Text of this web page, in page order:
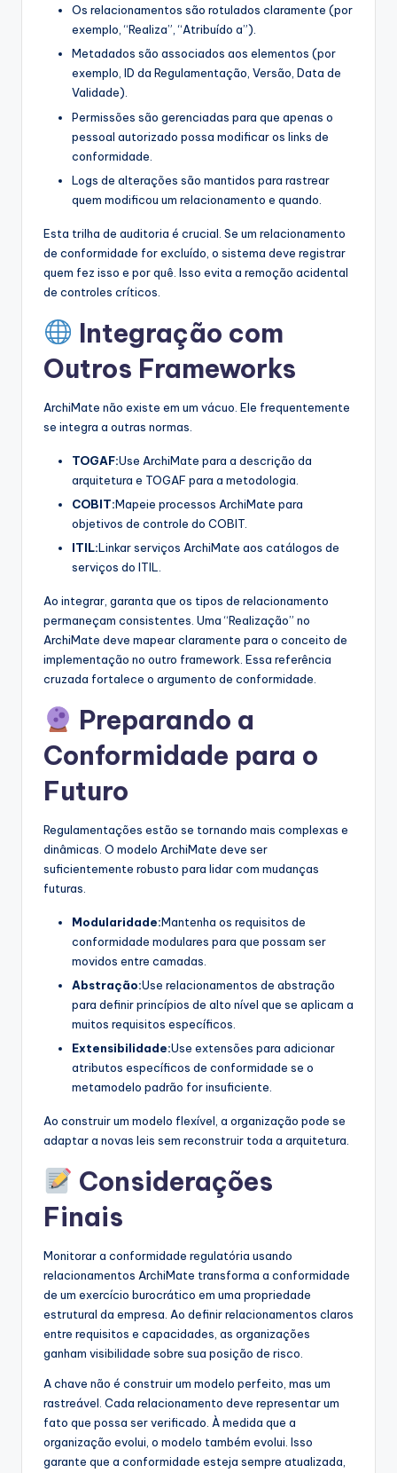
Os relacionamentos são rotulados claramente (por
exemplo, “Realiza”, “Atribuído a”).
Metadados são associados aos elementos (por
exemplo, ID da Regulamentação, Versão, Data de
Validade).
Permissões são gerenciadas para que apenas o
pessoal autorizado possa modificar os links de
conformidade.
Logs de alterações são mantidos para rastrear
quem modificou um relacionamento e quando.
Esta trilha de auditoria é crucial. Se um relacionamento
de conformidade for excluído, o sistema deve registrar
quem fez isso e por quê. Isso evita a remoção acidental
de controles críticos.
Integração com
Outros Frameworks
ArchiMate não existe em um vácuo. Ele frequentemente
se integra a outras normas.
TOGAF:Use ArchiMate para a descrição da
arquitetura e TOGAF para a metodologia.
COBIT:Mapeie processos ArchiMate para
objetivos de controle do COBIT.
ITIL:Linkar serviços ArchiMate aos catálogos de
serviços do ITIL.
Ao integrar, garanta que os tipos de relacionamento
permaneçam consistentes. Uma “Realização” no
ArchiMate deve mapear claramente para o conceito de
implementação no outro framework. Essa referência
cruzada fortalece o argumento de conformidade.
Preparando a
Conformidade para o
Futuro
Regulamentações estão se tornando mais complexas e
dinâmicas. O modelo ArchiMate deve ser
suficientemente robusto para lidar com mudanças
futuras.
Modularidade:Mantenha os requisitos de
conformidade modulares para que possam ser
movidos entre camadas.
Abstração:Use relacionamentos de abstração
para definir princípios de alto nível que se aplicam a
muitos requisitos específicos.
Extensibilidade:Use extensões para adicionar
atributos específicos de conformidade se o
metamodelo padrão for insuficiente.
Ao construir um modelo flexível, a organização pode se
adaptar a novas leis sem reconstruir toda a arquitetura.
Considerações
Finais
Monitorar a conformidade regulatória usando
relacionamentos ArchiMate transforma a conformidade
de um exercício burocrático em uma propriedade
estrutural da empresa. Ao definir relacionamentos claros
entre requisitos e capacidades, as organizações
ganham visibilidade sobre sua posição de risco.
A chave não é construir um modelo perfeito, mas um
rastreável. Cada relacionamento deve representar um
fato que possa ser verificado. À medida que a
organização evolui, o modelo também evolui. Isso
garante que a conformidade esteja sempre atualizada,